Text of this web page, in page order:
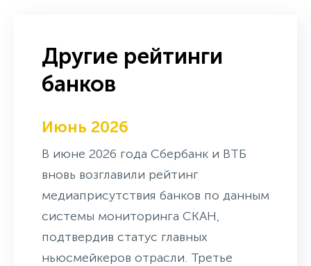
Другие рейтинги
банков
Июнь 2026
В июне 2026 года Сбербанк и ВТБ
вновь возглавили рейтинг
медиаприсутствия банков по данным
системы мониторинга СКАН,
подтвердив статус главных
ньюсмейкеров отрасли. Третье